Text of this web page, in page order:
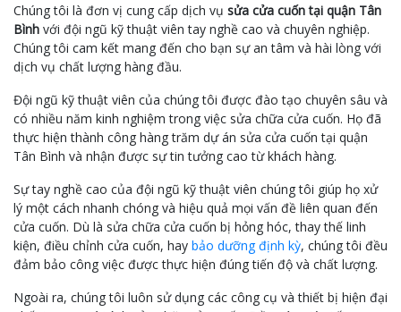
Chúng tôi là đơn vị cung cấp dịch vụ sửa cửa cuốn tại quận Tân
Bình với đội ngũ kỹ thuật viên tay nghề cao và chuyên nghiệp.
Chúng tôi cam kết mang đến cho bạn sự an tâm và hài lòng với
dịch vụ chất lượng hàng đầu.
Đội ngũ kỹ thuật viên của chúng tôi được đào tạo chuyên sâu và
có nhiều năm kinh nghiệm trong việc sửa chữa cửa cuốn. Họ đã
thực hiện thành công hàng trăm dự án sửa cửa cuốn tại quận
Tân Bình và nhận được sự tin tưởng cao từ khách hàng.
Sự tay nghề cao của đội ngũ kỹ thuật viên chúng tôi giúp họ xử
lý một cách nhanh chóng và hiệu quả mọi vấn đề liên quan đến
cửa cuốn. Dù là sửa chữa cửa cuốn bị hỏng hóc, thay thế linh
kiện, điều chỉnh cửa cuốn, hay bảo dưỡng định kỳ, chúng tôi đều
đảm bảo công việc được thực hiện đúng tiến độ và chất lượng.
Ngoài ra, chúng tôi luôn sử dụng các công cụ và thiết bị hiện đại